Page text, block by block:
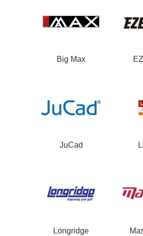
Big Max
JuCad
Longridge